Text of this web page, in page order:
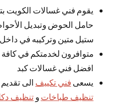
يقوم فني غسالات الكويت
حامل الحوض وتبديل
ستيل متين وتركيبه في
متوافرون لخدمتكم في
افضل فني غسالات كبد
يسعى فني تكييف الى
تنظيف طباخات وتنظيف